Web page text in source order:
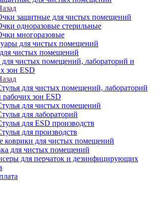
защитные для чистых помещений
одноразовые стерильные
многоразовые
для чистых помещений
чистых помещений
для чистых помещений, лабораторий и
зон ESD
для чистых помещений, лабораторий
рабочих зон ESD
для чистых помещений
для лабораторий
для ESD производств
для производств
коврики для чистых помещений
для чистых помещений
для перчаток и дезинфицирующих